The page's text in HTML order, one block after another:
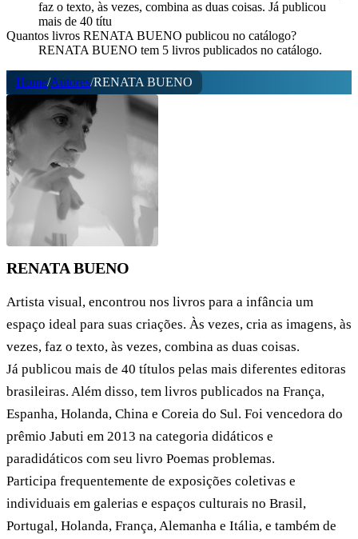
faz o texto, às vezes, combina as duas coisas. Já publicou
mais de 40 títu
Quantos livros RENATA BUENO publicou no catálogo?
RENATA BUENO tem 5 livros publicados no catálogo.
Home/Autores/RENATA BUENO
RENATA BUENO
Artista visual, encontrou nos livros para a infância um
espaço ideal para suas criações. Às vezes, cria as imagens, às
vezes, faz o texto, às vezes, combina as duas coisas.
Já publicou mais de 40 títulos pelas mais diferentes editoras
brasileiras. Além disso, tem livros publicados na França,
Espanha, Holanda, China e Coreia do Sul. Foi vencedora do
prêmio Jabuti em 2013 na categoria didáticos e
paradidáticos com seu livro Poemas problemas.
Participa frequentemente de exposições coletivas e
individuais em galerias e espaços culturais no Brasil,
Portugal, Holanda, França, Alemanha e Itália, e também de